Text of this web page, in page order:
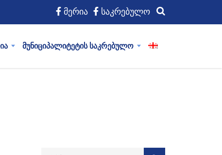
მერია საკრებულო
მუნიციპალიტეტის საკრებულო